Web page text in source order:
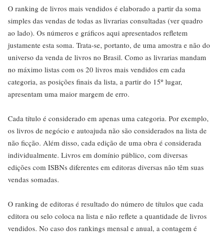
O ranking de livros mais vendidos é elaborado a partir da soma
simples das vendas de todas as livrarias consultadas (ver quadro
ao lado). Os números e gráficos aqui apresentados refletem
justamente esta soma. Trata-se, portanto, de uma amostra e não do
universo da venda de livros no Brasil. Como as livrarias mandam
no máximo listas com os 20 livros mais vendidos em cada
categoria, as posições finais da lista, a partir do 15º lugar,
apresentam uma maior margem de erro.
Cada título é considerado em apenas uma categoria. Por exemplo,
os livros de negócio e autoajuda não são considerados na lista de
não ficção. Além disso, cada edição de uma obra é considerada
individualmente. Livros em domínio público, com diversas
edições com ISBNs diferentes em editoras diversas não têm suas
vendas somadas.
O ranking de editoras é resultado do número de títulos que cada
editora ou selo coloca na lista e não reflete a quantidade de livros
vendidos. No caso dos rankings mensal e anual, a contagem é